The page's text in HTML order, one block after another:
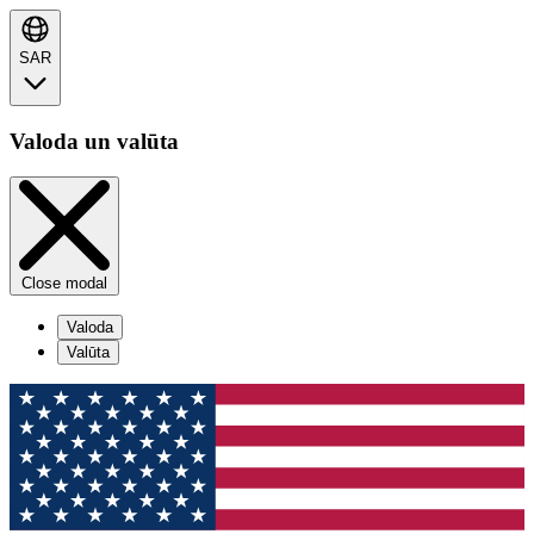
SAR
Valoda un valūta
Close modal
Valoda
Valūta